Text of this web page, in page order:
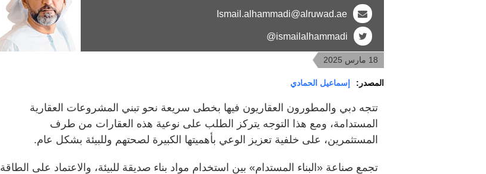
Ismail.alhammadi@alruwad.ae
ismailalhammadi@
18 مارس 2025
المصدر: إسماعيل الحمادي
تتجه دبي والمطورون العقاريون فيها بخطى سريعة نحو تبني المشروعات العقارية
المستدامة، ومع هذا التوجه يتركز الطلب على نوعية هذه العقارات من طرف
المستثمرين، على خلفية تعزيز الوعي بأهميتها الكبيرة لصحتهم وللبيئة بشكل عام.
تجمع صناعة «البناء المستدام» بين استخدام مواد بناء صديقة للبيئة، والاعتماد على الطاقة